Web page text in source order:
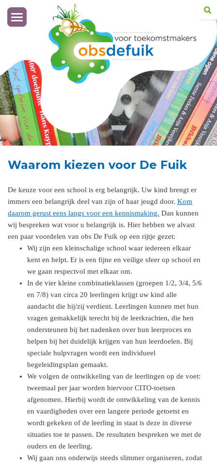
Toggle
navigation
Waarom kiezen voor De Fuik
De keuze voor een school is erg belangrijk. Uw kind brengt er
immers een belangrijk deel van zijn of haar jeugd door. Kom
daarom gerust eens langs voor een kennismaking. Dan kunnen
wij bespreken wat voor u belangrijk is. Hier hebben we alvast
een paar voordelen van obs De Fuik op een rijtje gezet:
Wij zijn een kleinschalige school waar iedereen elkaar
kent en helpt. Er is een fijne en veilige sfeer op school en
we gaan respectvol met elkaar om.
In de vier kleine combinatieklassen (groepen 1/2, 3/4, 5/6
en 7/8) van circa 20 leerlingen krijgt uw kind alle
aandacht die hij/zij verdient. Leerlingen kunnen met hun
vragen gemakkelijk terecht bij de leerkrachten, die hen
ondersteunen bij het nadenken over hun leerproces en
helpen bij het duidelijk krijgen van hun leerdoelen. Bij
speciale hulpvragen wordt een individueel
begeleidingsplan gemaakt.
We volgen de ontwikkeling van de leerlingen op de voet:
tweemaal per jaar worden hiervoor CITO-toetsen
afgenomen. Hierbij wordt de ontwikkeling van de kennis
en vaardigheden over een langere periode getoetst en
wordt gekeken of de leerling in staat is deze in diverse
situaties toe te passen. De resultaten bespreken we met de
ouders en de leerling.
Wij gaan ons onderwijs steeds slimmer organiseren, zodat